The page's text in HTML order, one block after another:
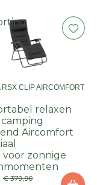
RSX CLIP AIRCOMFORT
relaxen
Aircomfort
voor zonnige
€ 379,90